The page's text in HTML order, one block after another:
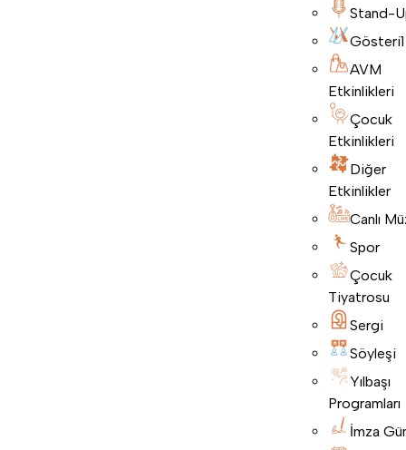
Stand-
Gösteri1
AVM
Etkinlikleri
Çocuk
Etkinlikleri
Diğer
Etkinlikler
Canlı
Spor
Çocuk
Tiyatrosu
Sergi
Söyleşi
Yılbaşı
Programları
İmza